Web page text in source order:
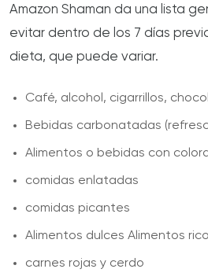
Amazon Shaman da una lista
evitar dentro de los 7 días
dieta, que puede variar.
Café, alcohol, cigarrillos,
Bebidas carbonatadas
Alimentos o bebidas con
comidas enlatadas
comidas picantes
Alimentos dulces Alimentos
carnes rojas y cerdo